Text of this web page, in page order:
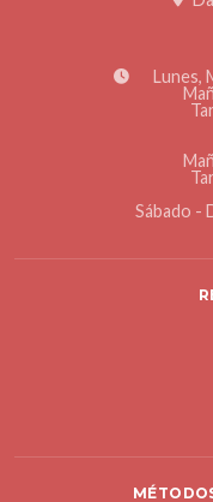
Lunes,
Sábado -